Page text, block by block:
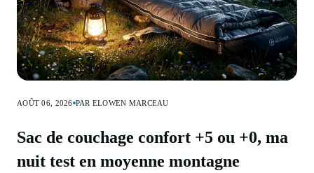
AOÛT 06, 2026 PAR ELOWEN MARCEAU
Sac de couchage confort +5 ou +0, ma
nuit test en moyenne montagne